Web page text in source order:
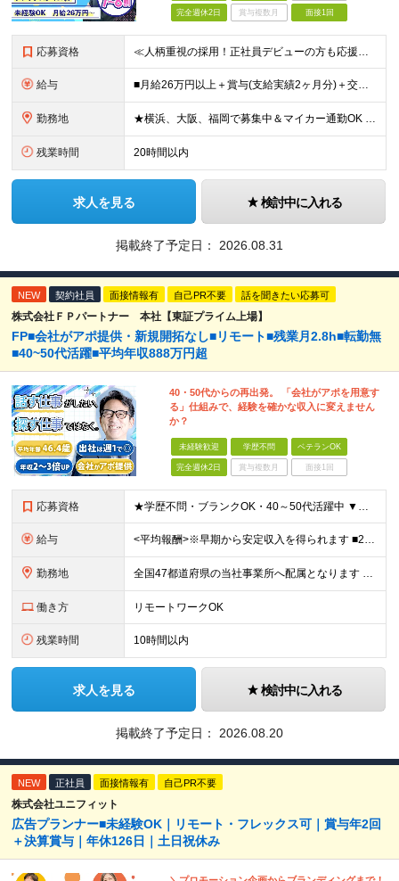
完全週休2日 賞与複数月 面接1回
応募資格 ≪人柄重視の採用！正社員デビューの方も応援◎≫ ★フリーターの方、転職回数なども一切不問 ■未経験OK ■学歴不問 ■普通自動車免許をお持ちの方（AT限定可） ≪こんな方にピッタリです！≫ ◎未経験
給与 ■月給26万円以上＋賞与(支給実績2ヶ月分)＋交通費 ★6月からはチームインセンティブも新たに導入予定！ ※スキル・経験を考慮の上、決定いたします ※上記には見込み残業代2万円以上（24時間分）を含
勤務地 ★横浜、大阪、福岡で募集中＆マイカー通勤OK ★転勤はありません ★希望の勤務地に配属します 【本社】 神奈川県横浜市戸塚区矢部町65 イェルコローレビル1F 【大阪オフィス】 大阪府大阪市北区池
残業時間 20時間以内
求人を見る 検討中に入れる
掲載終了予定日： 2026.08.31
NEW 契約社員 面接情報有 自己PR不要 話を聞きたい応募可
株式会社ＦＰパートナー 本社【東証プライム上場】
FP■会社がアポ提供・新規開拓なし■リモート■残業月2.8h■転勤無
■40~50代活躍■平均年収888万円超
40・50代からの再出発。 「会社がアポを用意す
る」仕組みで、経験を確かな収入に変えません
か？
未経験歓迎 学歴不問 ベテランOK
完全週休2日 賞与複数月 面接1回
応募資格 ★学歴不問・ブランクOK・40～50代活躍中 ▼以下いずれかのご経験をお持ちの方 ■金融業界（保険会社や銀行、証券会社、信用金庫など）での就業経験 ■何かしらの営業経験をお持ちの方 ※ブランクのある方
給与 <平均報酬>※早期から安定収入を得られます ■2年目～：888万円 ■3年目～：960万円 ■4年目～：1028万円 ★成果連動型報酬（営業成績に応じて支給/45時間分固定残業代含む/超過分は別途支
勤務地 全国47都道府県の当社事業所へ配属となります ※居住地や希望の勤務先を考慮します ※リモートワークOK／転勤なし ＜本社＞ 東京都台東区浅草橋1-1-8 FP浅草橋ビル (変更の範囲)上記を除く当
働き方 リモートワークOK
残業時間 10時間以内
求人を見る 検討中に入れる
掲載終了予定日： 2026.08.20
NEW 正社員 面接情報有 自己PR不要
株式会社ユニフィット
広告プランナー■未経験OK｜リモート・フレックス可｜賞与年2回
＋決算賞与｜年休126日｜土日祝休み